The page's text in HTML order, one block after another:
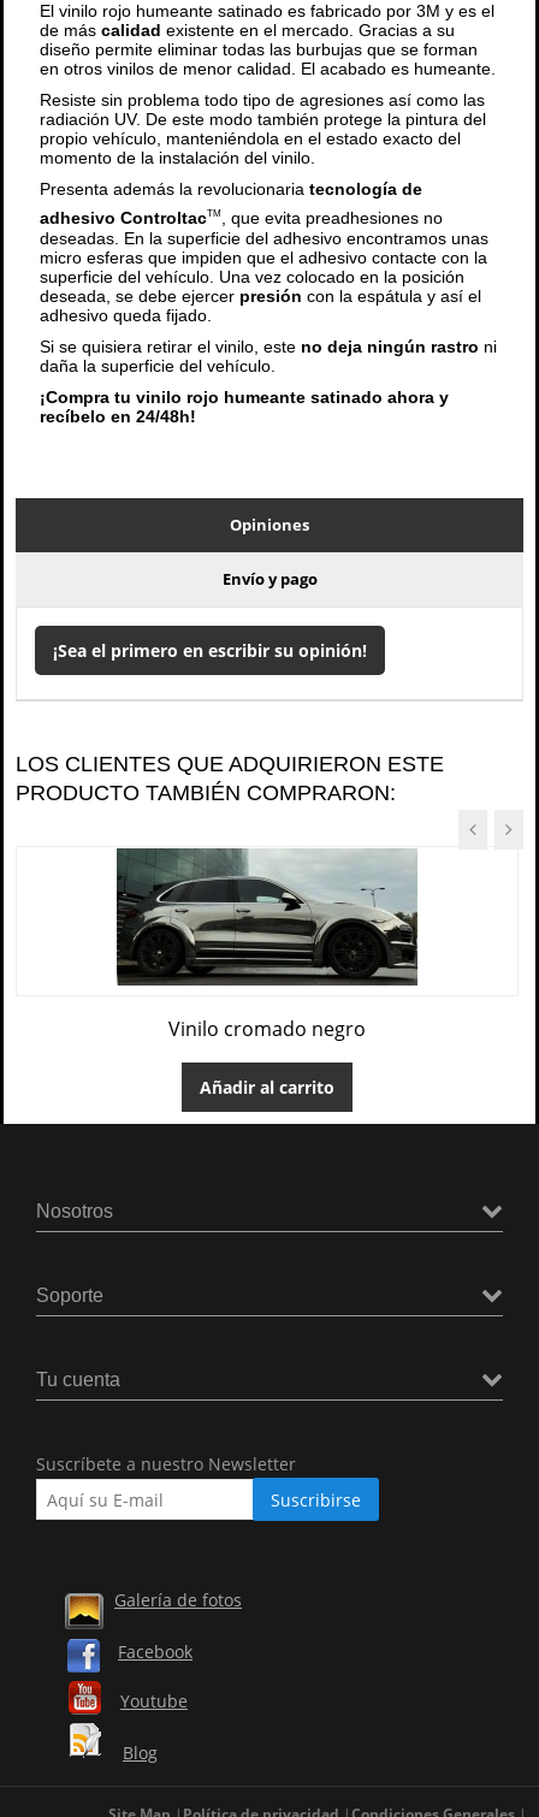
El vinilo rojo humeante satinado es fabricado por 3M y es el
de más calidad existente en el mercado. Gracias a su
diseño permite eliminar todas las burbujas que se forman
en otros vinilos de menor calidad. El acabado es humeante.
Resiste sin problema todo tipo de agresiones así como las
radiación UV. De este modo también protege la pintura del
propio vehículo, manteniéndola en el estado exacto del
momento de la instalación del vinilo.
Presenta además la revolucionaria tecnología de
adhesivo ControltacTM
, que evita preadhesiones no
deseadas. En la superficie del adhesivo encontramos unas
micro esferas que impiden que el adhesivo contacte con la
superficie del vehículo. Una vez colocado en la posición
deseada, se debe ejercer presión con la espátula y así el
adhesivo queda fijado.
Si se quisiera retirar el vinilo, este no deja ningún rastro ni
daña la superficie del vehículo.
¡Compra tu vinilo rojo humeante satinado ahora y
recíbelo en 24/48h!
Opiniones
Envío y pago
¡Sea el primero en escribir su opinión!
LOS CLIENTES QUE ADQUIRIERON ESTE
PRODUCTO TAMBIÉN COMPRARON:
Vinilo cromado negro
Añadir al carrito
Nosotros
Soporte
Tu cuenta
Suscríbete a nuestro Newsletter
Galería de fotos
Facebook
Youtube
Blog